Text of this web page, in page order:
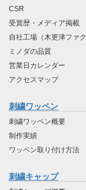
CSR
受賞歴・メディア掲載
自社工場（木更津ファク
ミノダの品質
営業日カレンダー
アクセスマップ
刺繍ワッペン
刺繍ワッペン概要
制作実績
ワッペン取り付け方法
刺繍キャップ